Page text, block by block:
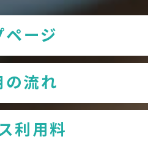
ページ
の流れ
利用料